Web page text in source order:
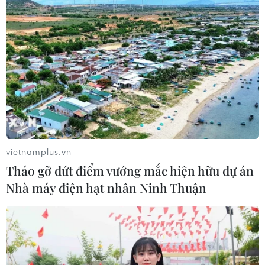
Meta tung công cụ AI lập trình tự
động cho nhà phát triển
06/08/2026 06:40
Doanh thu AI của Microsoft phụ
thuộc phần lớn vào đối tác OpenAI
06/08/2026 06:31
Tây Ninh: Tạo điều kiện hình thành
doanh nghiệp công nghệ chiến lược
06/08/2026 04:45
vietnamplus.vn
Tháo gỡ dứt điểm vướng mắc hiện hữu dự án
Nhà máy điện hạt nhân Ninh Thuận